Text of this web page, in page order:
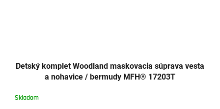
Detský komplet Woodland maskovacia súprava vesta
a nohavice / bermudy MFH® 17203T
Skladom